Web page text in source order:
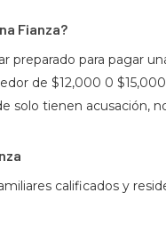
Fianza?
preparado para pagar
de $12,000 0
solo tienen acusación,
calificados y